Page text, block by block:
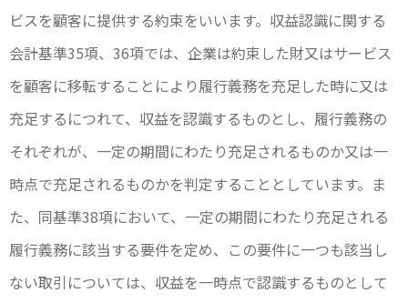
ビスを顧客に提供する約束をいいます。収益認識に関する
会計基準35項、36項では、企業は約束した財又はサービス
を顧客に移転することにより履行義務を充足した時に又は
充足するにつれて、収益を認識するものとし、履行義務の
それぞれが、一定の期間にわたり充足されるものか又は一
時点で充足されるものかを判定することとしています。ま
た、同基準38項において、一定の期間にわたり充足される
履行義務に該当する要件を定め、この要件に一つも該当し
ない取引については、収益を一時点で認識するものとして